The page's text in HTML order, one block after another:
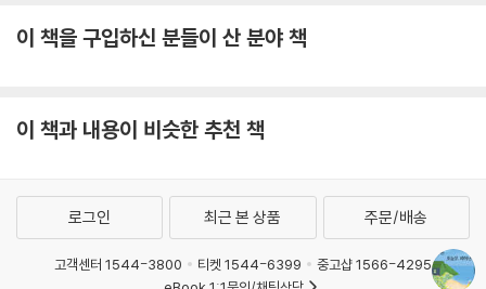
이 책을 구입하신 분들이 산 분야 책
이 책과 내용이 비슷한 추천 책
로그인 최근 본 상품 주문/배송
고객센터 1544-3800 티켓 1544-6399
중고샵 1566-4295